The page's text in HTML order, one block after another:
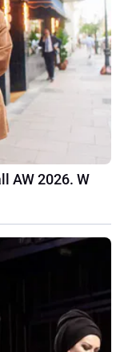
AW 2026. W